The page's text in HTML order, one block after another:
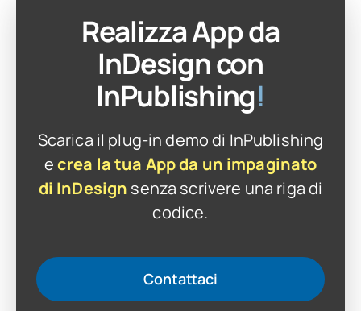
Realizza App da
InDesign con
InPublishing!
Scarica il plug-in demo di InPublishing
ecrea la tua App da un impaginato
di InDesign senza scrivere una riga di
codice.
Contattaci